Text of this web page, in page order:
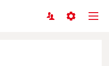
Benutzermenü